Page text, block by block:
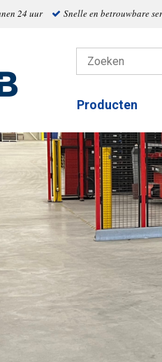
24 uur Snelle en betrouwbare
Producten